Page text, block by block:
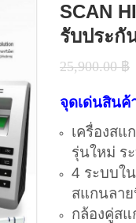
SCAN
รับประกั
25,900.00฿
จุดเด่นสินค้
เครื่องส
รุ่นใหม่ ร
4 ระบบใ
สแกนลา
กล้องคู่ส